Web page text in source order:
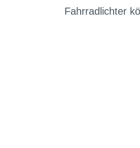
Fahrradlichter